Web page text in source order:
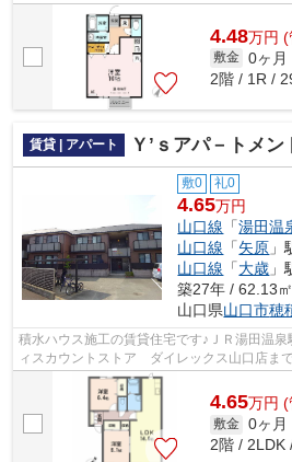
4.48万円 (
敷金 0ヶ月
2階 / 1R /
賃貸 | アパート Ｙ’ｓアパ－トメン
敷0 礼0
4.65万円
山口線 「湯田温
山口線 「矢原 」
山口線 「大歳 」
築27年 / 62.13㎡
山口県山口市穂
積水ハウス施工の賃貸住宅です♪ＪＲ湯田温
ィスカウントストア ダイレックス山口店ま
明器具・ＴＶモニターホン・温水洗浄...
4.65万円 (
敷金 0ヶ月
2階 / 2LDK